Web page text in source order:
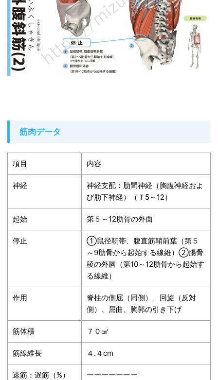
筋肉データ
項目 内容
神経
神経支配：肋間神経（胸腹神経およ
び肋下神経）（Ｔ5～12）
起始 第５～12肋骨の外面
停止
①鼠径靭帯、腹直筋鞘前葉（第５
～9肋骨から起始する線維）②腸骨
稜の外唇（第10～12肋骨から起始す
る線維）
作用
脊柱の側屈（同側）、回旋（反対
側）、屈曲、胸郭の引き下げ
筋体積 ７０㎤
筋線維長 ４.４cm
速筋：遅筋（%） ーーーーーーー